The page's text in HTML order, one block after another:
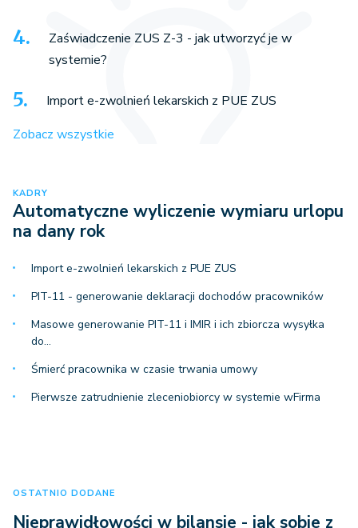
Zaświadczenie ZUS Z-3 - jak utworzyć je w
systemie?
Import e-zwolnień lekarskich z PUE ZUS
Zobacz wszystkie
KADRY
Automatyczne wyliczenie wymiaru urlopu
na dany rok
Import e-zwolnień lekarskich z PUE ZUS
PIT-11 - generowanie deklaracji dochodów pracowników
Masowe generowanie PIT-11 i IMIR i ich zbiorcza wysyłka
do…
Śmierć pracownika w czasie trwania umowy
Pierwsze zatrudnienie zleceniobiorcy w systemie wFirma
OSTATNIO DODANE
Nieprawidłowości w bilansie - jak sobie z